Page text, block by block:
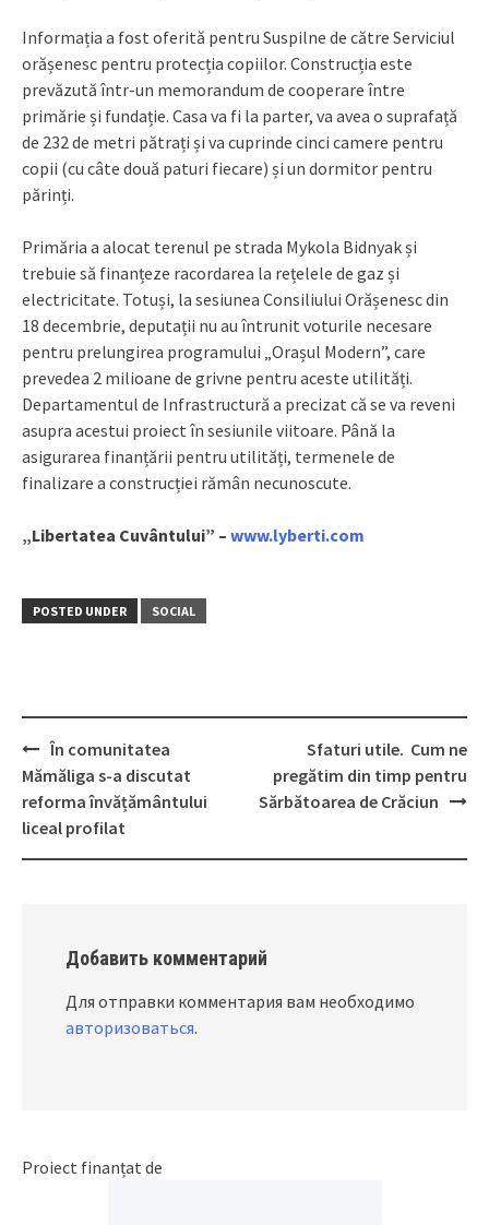
Informația a fost oferită pentru Suspilne de către Serviciul
orășenesc pentru protecția copiilor. Construcția este
prevăzută într-un memorandum de cooperare între
primărie și fundație. Casa va fi la parter, va avea o suprafață
de 232 de metri pătrați și va cuprinde cinci camere pentru
copii (cu câte două paturi fiecare) și un dormitor pentru
părinți.
Primăria a alocat terenul pe strada Mykola Bidnyak și
trebuie să finanțeze racordarea la rețelele de gaz și
electricitate. Totuși, la sesiunea Consiliului Orășenesc din
18 decembrie, deputații nu au întrunit voturile necesare
pentru prelungirea programului „Orașul Modern”, care
prevedea 2 milioane de grivne pentru aceste utilități.
Departamentul de Infrastructură a precizat că se va reveni
asupra acestui proiect în sesiunile viitoare. Până la
asigurarea finanțării pentru utilități, termenele de
finalizare a construcției rămân necunoscute.
„Libertatea Cuvântului” – www.lyberti.com
POSTED UNDER SOCIAL
Post
navigation
În comunitatea
Mămăliga s-a discutat
reforma învățământului
liceal profilat
Sfaturi utile. Cum ne
pregătim din timp pentru
Sărbătoarea de Crăciun
Добавить комментарий
Для отправки комментария вам необходимо
авторизоваться.
Proiect finanțat de